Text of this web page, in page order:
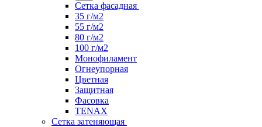
Сетка фасадная
35 г/м2
55 г/м2
80 г/м2
100 г/м2
Монофиламент
Огнеупорная
Цветная
Защитная
Фасовка
TENAX
Сетка затеняющая